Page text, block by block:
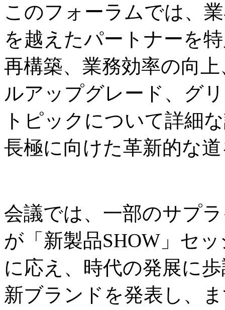
このフォーラムでは、
を越えたパートナーを
再構築、業務効率の向
ルアップグレード、グ
トピックについて詳細
長極に向けた革新的な
会議では、一部のサプ
が「新製品SHOW」セ
に応え、時代の発展に
新ブランドを発表し、